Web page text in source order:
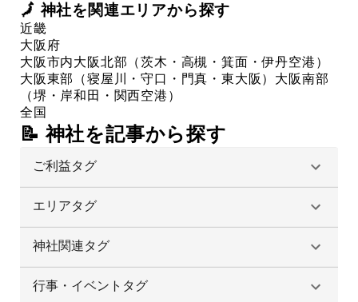
🗾神社を関連エリアから探す
近畿
大阪府
大阪市内大阪北部（茨木・高槻・箕面・伊丹空港）
大阪東部（寝屋川・守口・門真・東大阪） 大阪南部
（堺・岸和田・関西空港）
全国
📝 神社を記事から探す
ご利益タグ
エリアタグ
神社関連タグ
行事・イベントタグ